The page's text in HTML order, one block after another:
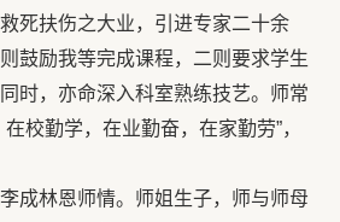
死扶伤之大业，引进专家二十余
鼓励我等完成课程，二则要求学生
时，亦命深入科室熟练技艺。师常
校勤学，在业勤奋，在家勤劳”，
成林恩师情。师姐生子，师与师母